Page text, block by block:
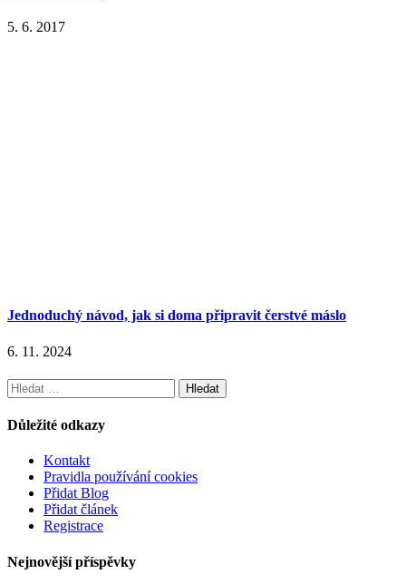
5. 6. 2017
Jednoduchý návod, jak si doma připravit čerstvé máslo
6. 11. 2024
Vyhledávání
Důležité odkazy
Kontakt
Pravidla používání cookies
Přidat Blog
Přidat článek
Registrace
Nejnovější příspěvky